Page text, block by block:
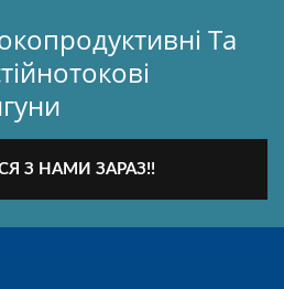
Та
З НАМИ ЗАРАЗ!!